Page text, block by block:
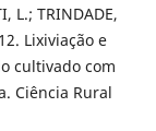
L.; TRINDADE,
Lixiviação e
cultivado com
Ciência Rural